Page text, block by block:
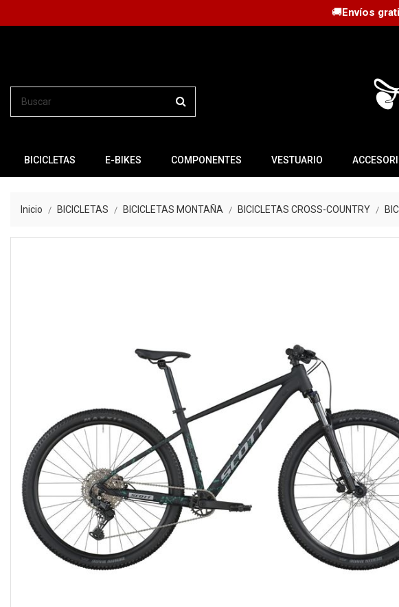
🚚Envíos
BICICLETAS E-BIKES COMPONENTES VESTUARIO
Inicio BICICLETAS BICICLETAS MONTAÑA BICICLETAS CROSS-COUNTRY